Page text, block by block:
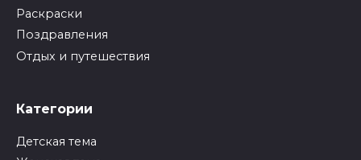
Раскраски
Поздравления
Отдых и путешествия
Категории
Детская тема